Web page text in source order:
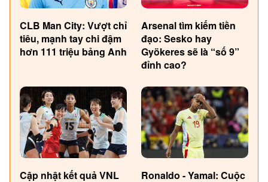
CLB Man City: Vượt chỉ
tiêu, mạnh tay chi đậm
hơn 111 triệu bảng Anh
Arsenal tìm kiếm tiền
đạo: Sesko hay
Gyökeres sẽ là “số 9”
đỉnh cao?
Cập nhật kết quả VNL
Ronaldo - Yamal: Cuộc